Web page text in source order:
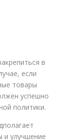
в
если
товары
успешно
политики.
и улучшение